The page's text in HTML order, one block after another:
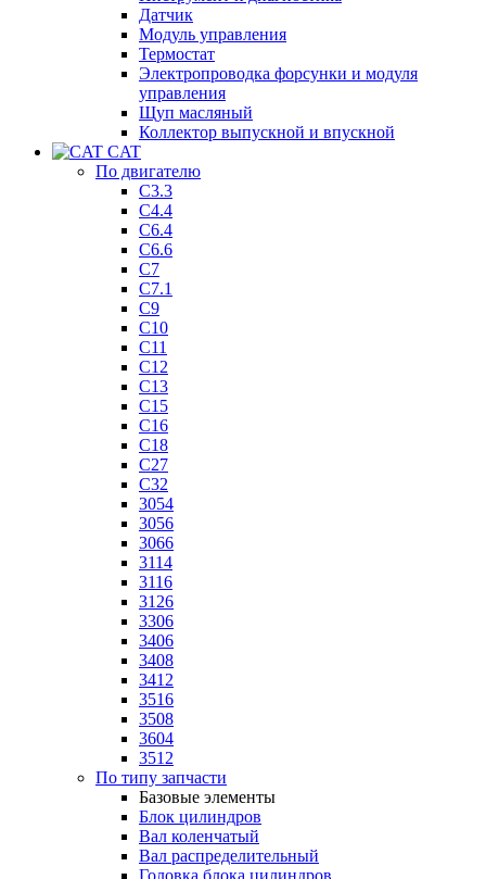
Датчик
Модуль управления
Термостат
Электропроводка форсунки и модуля
управления
Щуп масляный
Коллектор выпускной и впускной
CAT
По двигателю
C3.3
C4.4
C6.4
C6.6
C7
C7.1
C9
C10
C11
C12
C13
C15
C16
C18
C27
C32
3054
3056
3066
3114
3116
3126
3306
3406
3408
3412
3516
3508
3604
3512
По типу запчасти
Базовые элементы
Блок цилиндров
Вал коленчатый
Вал распределительный
Головка блока цилиндров